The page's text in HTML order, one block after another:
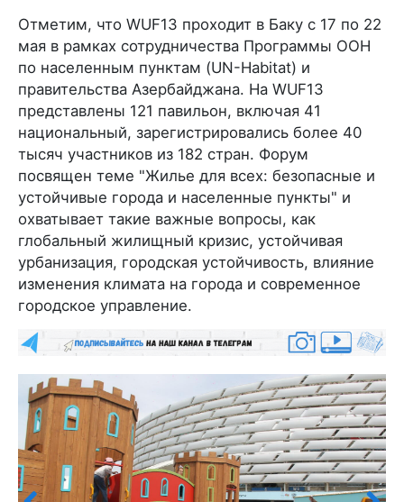
Отметим, что WUF13 проходит в Баку с 17 по 22
мая в рамках сотрудничества Программы ООН
по населенным пунктам (UN-Habitat) и
правительства Азербайджана. На WUF13
представлены 121 павильон, включая 41
национальный, зарегистрировались более 40
тысяч участников из 182 стран. Форум
посвящен теме "Жилье для всех: безопасные и
устойчивые города и населенные пункты" и
охватывает такие важные вопросы, как
глобальный жилищный кризис, устойчивая
урбанизация, городская устойчивость, влияние
изменения климата на города и современное
городское управление.